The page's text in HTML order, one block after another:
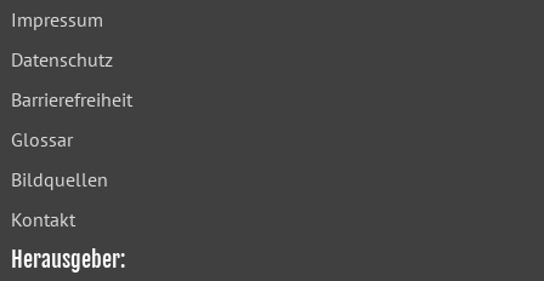
Impressum
Datenschutz
Barrierefreiheit
Glossar
Bildquellen
Kontakt
Herausgeber: